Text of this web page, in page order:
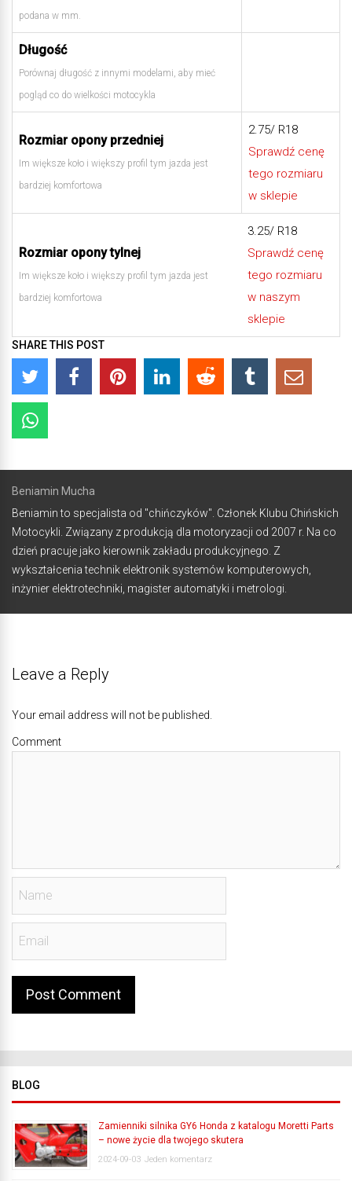
podana w mm.
Długość
Porównaj długość z innymi modelami, aby mieć
pogląd co do wielkości motocykla
Rozmiar opony przedniej
Im większe koło i większy profil tym jazda jest
bardziej komfortowa
2.75/ R18
Sprawdź cenę
tego rozmiaru
w sklepie
Rozmiar opony tylnej
Im większe koło i większy profil tym jazda jest
bardziej komfortowa
3.25/ R18
Sprawdź cenę
tego rozmiaru
w naszym
sklepie
SHARE THIS POST
Beniamin Mucha
Beniamin to specjalista od "chińczyków". Członek Klubu Chińskich
Motocykli. Związany z produkcją dla motoryzacji od 2007 r. Na co
dzień pracuje jako kierownik zakładu produkcyjnego. Z
wykształcenia technik elektronik systemów komputerowych,
inżynier elektrotechniki, magister automatyki i metrologi.
Leave a Reply
Your email address will not be published.
Comment
BLOG
Zamienniki silnika GY6 Honda z katalogu Moretti Parts
– nowe życie dla twojego skutera
2024-09-03 Jeden komentarz